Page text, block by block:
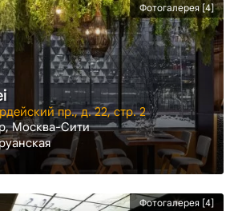
Фотогалерея [4]
пр., д. 22, стр. 2
, Москва-Сити
Фотогалерея [4]